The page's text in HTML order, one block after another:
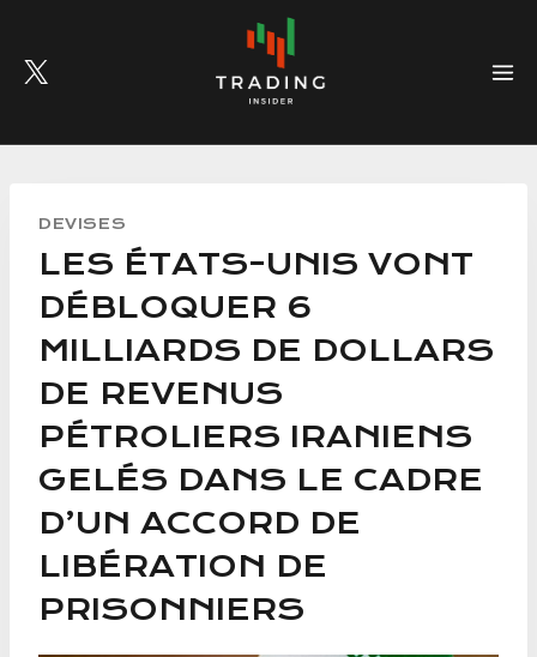
content
DEVISES
LES ÉTATS-UNIS VONT
DÉBLOQUER 6
MILLIARDS DE DOLLARS
DE REVENUS
PÉTROLIERS IRANIENS
GELÉS DANS LE CADRE
D’UN ACCORD DE
LIBÉRATION DE
PRISONNIERS